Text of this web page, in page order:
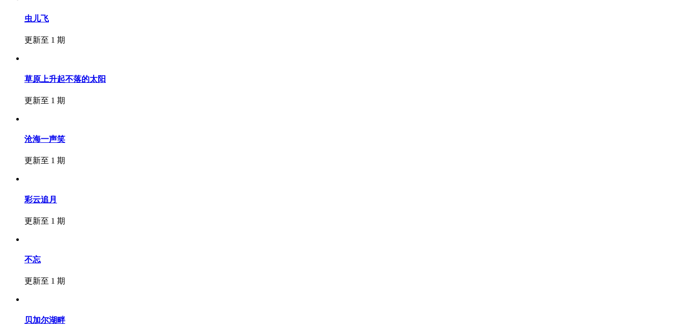
虫儿飞
更新至 1 期
草原上升起不落的太阳
更新至 1 期
沧海一声笑
更新至 1 期
彩云追月
更新至 1 期
不忘
更新至 1 期
贝加尔湖畔